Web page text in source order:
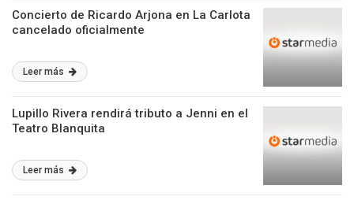
Concierto de Ricardo Arjona en La Carlota
cancelado oficialmente
Leer más
Lupillo Rivera rendirá tributo a Jenni en el
Teatro Blanquita
Leer más